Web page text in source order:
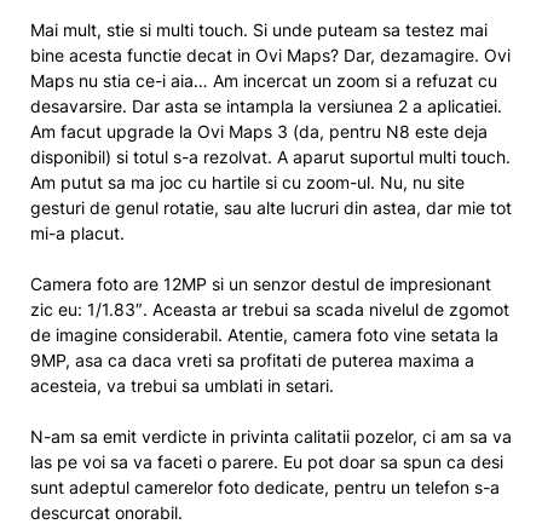
Mai mult, stie si multi touch. Si unde puteam sa testez mai
bine acesta functie decat in Ovi Maps? Dar, dezamagire. Ovi
Maps nu stia ce-i aia… Am incercat un zoom si a refuzat cu
desavarsire. Dar asta se intampla la versiunea 2 a aplicatiei.
Am facut upgrade la Ovi Maps 3 (da, pentru N8 este deja
disponibil) si totul s-a rezolvat. A aparut suportul multi touch.
Am putut sa ma joc cu hartile si cu zoom-ul. Nu, nu site
gesturi de genul rotatie, sau alte lucruri din astea, dar mie tot
mi-a placut.
Camera foto are 12MP si un senzor destul de impresionant
zic eu: 1/1.83″. Aceasta ar trebui sa scada nivelul de zgomot
de imagine considerabil. Atentie, camera foto vine setata la
9MP, asa ca daca vreti sa profitati de puterea maxima a
acesteia, va trebui sa umblati in setari.
N-am sa emit verdicte in privinta calitatii pozelor, ci am sa va
las pe voi sa va faceti o parere. Eu pot doar sa spun ca desi
sunt adeptul camerelor foto dedicate, pentru un telefon s-a
descurcat onorabil.